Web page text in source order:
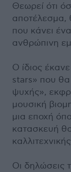
Θεωρεί ότι
αποτέλεσμα,
που κάνει
ανθρώπινη
Ο ίδιος
stars» που θα
ψυχής»,
μουσική
μια εποχή
κατασκευή
Οι δηλώσεις